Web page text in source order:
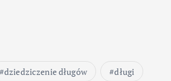
dziedziczenie długów
długi